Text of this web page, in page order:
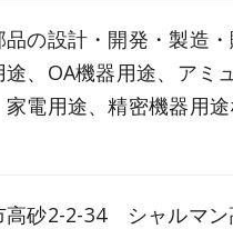
の設計・開発・製造
、OA機器用途、アミ
電用途、精密機器用
砂2-2-34 シャルマン